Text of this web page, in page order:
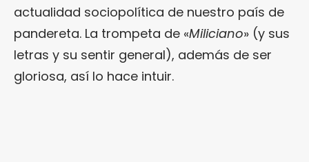
actualidad sociopolítica de nuestro país de
pandereta. La trompeta de «Miliciano» (y sus
letras y su sentir general), además de ser
gloriosa, así lo hace intuir.